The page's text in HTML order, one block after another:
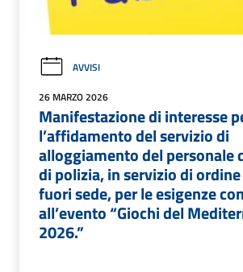
AVVISI
26 MARZO 2026
Manifestazione di interesse
l’affidamento del servizio di
alloggiamento del personale
di polizia, in servizio di
fuori sede, per le esigenze
all’evento “Giochi del
2026.”